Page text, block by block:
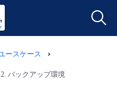
ースケース
バックアップ環境